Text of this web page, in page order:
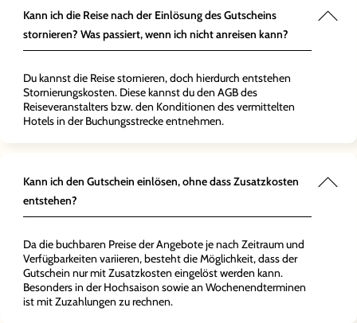
Kann ich die Reise nach der Einlösung des Gutscheins
stornieren? Was passiert, wenn ich nicht anreisen kann?
Du kannst die Reise stornieren, doch hierdurch entstehen
Stornierungskosten. Diese kannst du den AGB des
Reiseveranstalters bzw. den Konditionen des vermittelten
Hotels in der Buchungsstrecke entnehmen.
Kann ich den Gutschein einlösen, ohne dass Zusatzkosten
entstehen?
Da die buchbaren Preise der Angebote je nach Zeitraum und
Verfügbarkeiten variieren, besteht die Möglichkeit, dass der
Gutschein nur mit Zusatzkosten eingelöst werden kann.
Besonders in der Hochsaison sowie an Wochenendterminen
ist mit Zuzahlungen zu rechnen.